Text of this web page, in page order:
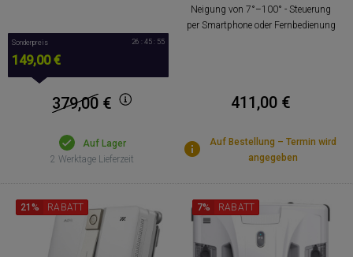
Sonderpreis
149,00 €
26 : 45 : 54
379,00 €
Auf Lager
2 Werktage Lieferzeit
Neigung von 7°–100° - Steuerung
per Smartphone oder Fernbedienung
411,00 €
Auf Bestellung – Termin wird
angegeben
21% RABATT 7% RABATT